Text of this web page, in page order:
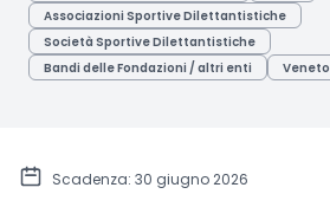
Associazioni Sportive Dilettantistiche
Società Sportive Dilettantistiche
Bandi delle Fondazioni / altri enti
Veneto
Scadenza: 30 giugno 2026